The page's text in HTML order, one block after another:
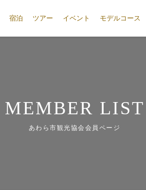
宿泊 ツアー イベント モデルコース
MEMBER LIST
あわら市観光協会会員ページ